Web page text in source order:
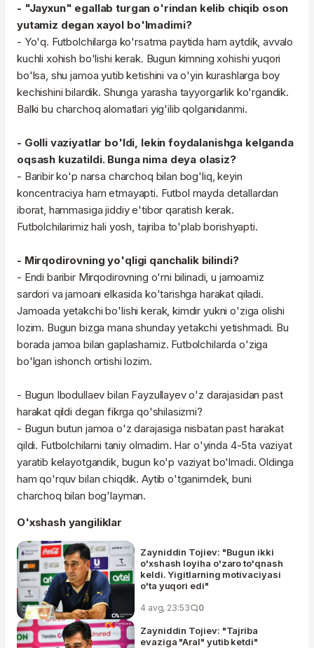
- "Jayxun" egallab turgan o'rindan kelib chiqib oson
yutamiz degan xayol bo'lmadimi?
- Yo'q. Futbolchilarga ko'rsatma paytida ham aytdik, avvalo
kuchli xohish bo'lishi kerak. Bugun kimning xohishi yuqori
bo'lsa, shu jamoa yutib ketishini va o'yin kurashlarga boy
kechishini bilardik. Shunga yarasha tayyorgarlik ko'rgandik.
Balki bu charchoq alomatlari yig'ilib qolganidanmi.
- Golli vaziyatlar bo'ldi, lekin foydalanishga kelganda
oqsash kuzatildi. Bunga nima deya olasiz?
- Baribir ko'p narsa charchoq bilan bog'liq, keyin
koncentraciya ham etmayapti. Futbol mayda detallardan
iborat, hammasiga jiddiy e'tibor qaratish kerak.
Futbolchilarimiz hali yosh, tajriba to'plab borishyapti.
- Mirqodirovning yo'qligi qanchalik bilindi?
- Endi baribir Mirqodirovning o'rni bilinadi, u jamoamiz
sardori va jamoani elkasida ko'tarishga harakat qiladi.
Jamoada yetakchi bo'lishi kerak, kimdir yukni o'ziga olishi
lozim. Bugun bizga mana shunday yetakchi yetishmadi. Bu
borada jamoa bilan gaplashamiz. Futbolchilarda o'ziga
bo'lgan ishonch ortishi lozim.
- Bugun Ibodullaev bilan Fayzullayev o'z darajasidan past
harakat qildi degan fikrga qo'shilasizmi?
- Bugun butun jamoa o'z darajasiga nisbatan past harakat
qildi. Futbolchilarni taniy olmadim. Har o'yinda 4-5ta vaziyat
yaratib kelayotgandik, bugun ko'p vaziyat bo'lmadi. Oldinga
ham qo'rquv bilan chiqdik. Aytib o'tganimdek, buni
charchoq bilan bog'layman.
O'xshash yangiliklar
Zayniddin Tojiev: "Bugun ikki
o'xshash loyiha o'zaro to'qnash
keldi. Yigitlarning motivaciyasi
o'ta yuqori edi"
4 avg, 23:53 0
Zayniddin Tojiev: "Tajriba
evaziga "Aral" yutib ketdi"